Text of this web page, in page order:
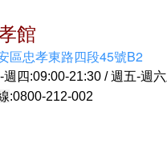
館
區忠孝東路四段45號B2
週四:09:00-21:30 / 週五-週六
:0800-212-002